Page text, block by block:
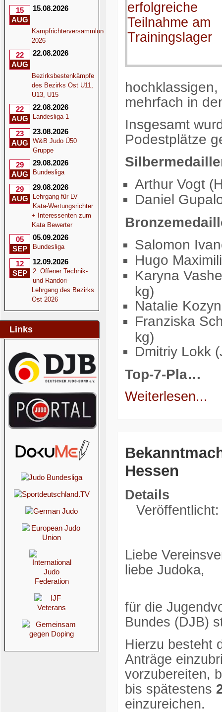
15
AUG
15.08.2026
Kampfrichterversammlung
2026
22
AUG
22.08.2026
Bezirksbestenkämpfe
des Bezirks Ost U11,
U13, U15
22
AUG
22.08.2026
Landesliga 1
23
AUG
23.08.2026
W&B Judo Ü50
Gruppe
29
AUG
29.08.2026
Bundesliga
29
AUG
29.08.2026
Lehrgang für LV-
Kata-Wertungsrichter
+ Interessenten zum
Kata Bewerter
05
SEP
05.09.2026
Bundesliga
12
SEP
12.09.2026
2. Offener Technik-
und Randori-
Lehrgang des Bezirks
Ost 2026
Links
mehrfach in
Insgesamt
Podestplätze
Arthur Vogt
Daniel
Salomon
Hugo
Karyna
kg)
Natalie
Franziska
kg)
Dmitriy Lokk
Top-7-Pla…
Weiterlesen...
Hessen
Details
Liebe
liebe Judoka,
für die
Bundes (DJB)
Hierzu besteht
Anträge
vorzubereiten,
bis spätestens
einzureichen.